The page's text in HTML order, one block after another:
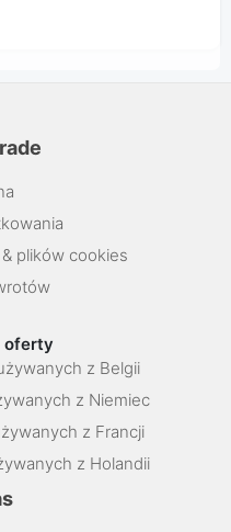
plików cookies
oferty
z Belgii
z Niemiec
z Francji
z Holandii